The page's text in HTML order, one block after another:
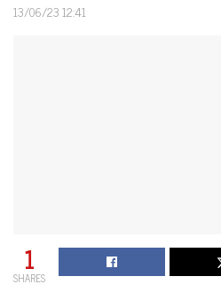
13/06/23 12:41
1
SHARES